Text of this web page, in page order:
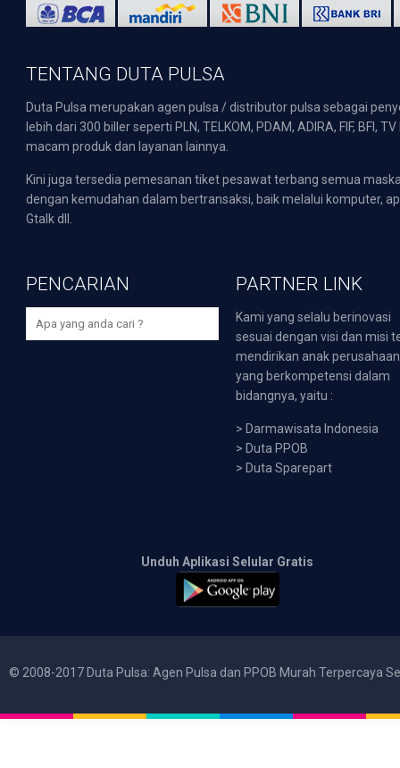
TENTANG DUTA PULSA
Duta Pulsa merupakan agen pulsa / distributor pulsa sebagai
lebih dari 300 biller seperti PLN, TELKOM, PDAM, ADIRA, FIF,
macam produk dan layanan lainnya.
Kini juga tersedia pemesanan tiket pesawat terbang semua
dengan kemudahan dalam bertransaksi, baik melalui komputer,
Gtalk dll.
PENCARIAN PARTNER LINK
Kami yang selalu berinovasi
sesuai dengan visi dan misi
mendirikan anak perusahaan
yang berkompetensi dalam
bidangnya, yaitu :
> Darmawisata Indonesia
> Duta PPOB
> Duta Sparepart
Unduh Aplikasi Selular Gratis
© 2008-2017 Duta Pulsa: Agen Pulsa dan PPOB Murah Terpercaya